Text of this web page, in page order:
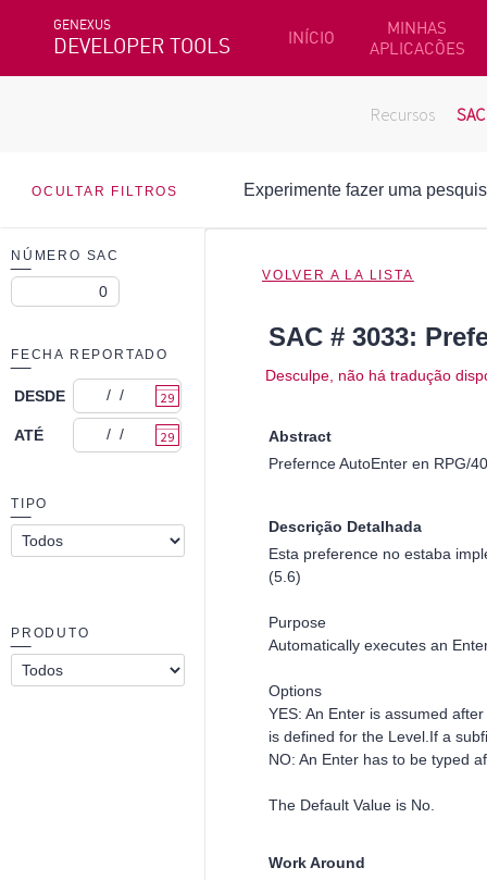
GENEXUS
DEVELOPER TOOLS INÍCIO
MINHAS
APLICACÕES
Recursos SAC